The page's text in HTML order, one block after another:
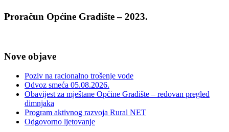
Proračun Općine Gradište – 2023.
Nove objave
Poziv na racionalno trošenje vode
Odvoz smeća 05.08.2026.
Obavijest za mještane Općine Gradište – redovan pregled
dimnjaka
Program aktivnog razvoja Rural NET
Odgovorno ljetovanje